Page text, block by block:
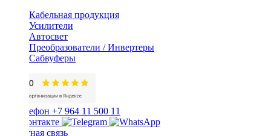
Кабельная продукция
Усилители
Автосвет
Преобразователи / Инвертеры
Сабвуферы
+7 964 11 500 11
Обратная связь